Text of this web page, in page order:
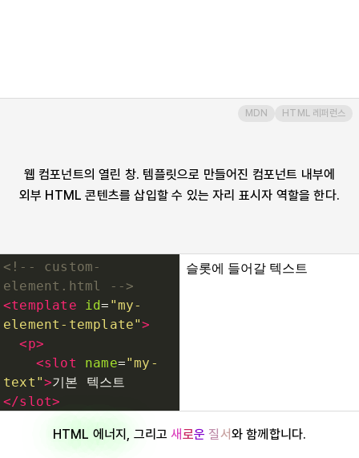
source
strong
sup
웹 컴포넌트의 열린 창. 템플릿으로 만들어진 컴포넌트 내부에
외부 HTML 콘텐츠를 삽입할 수 있는 자리 표시자 역할을 한다.
MDN HTML 레퍼런스
<!-- custom-
element.html -->
<template id= "my-
element-template">
<p>
<slot name="my-
text">기본 텍스트
</slot>
template>
HTML 에너지 , 그리고새로운 질 서와 함께합니다.